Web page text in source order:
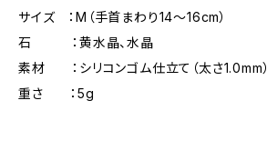
サイズ ：M（手首まわり14～16cm）
石 ：黄水晶、水晶
素材 ：シリコンゴム仕立て（太さ1.0mm）
重さ ：5g